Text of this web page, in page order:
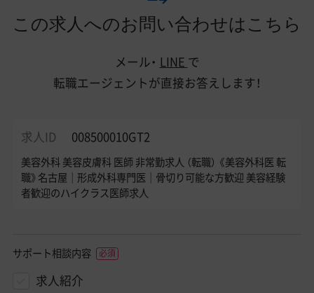
この求人へのお問い合わせはこちら
メール・ LINE で
転職エージェントが直接お答えします！
求人ID 008500010GT2
美容外科 美容皮膚科 医師 非常勤求人 （転職） 《美容外科医 転
職》名古屋｜形成外科専門医｜骨切り可能な方歓迎 美容経験
者歓迎のハイクラス医師求人
サポート相談内容
求人紹介